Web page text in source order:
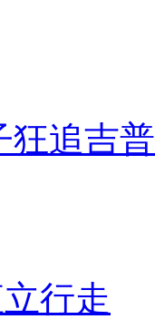
狂追吉
行走